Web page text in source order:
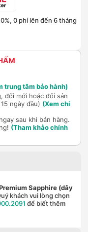
0 phí lên đến 6 tháng
trung tâm bảo hành)
đổi mới hoặc đổi sản
ngày đầu) (Xem chi
sau khi bán hàng.
(Tham khảo chính
Sapphire (dây
khách vui lòng chọn
để biết thêm